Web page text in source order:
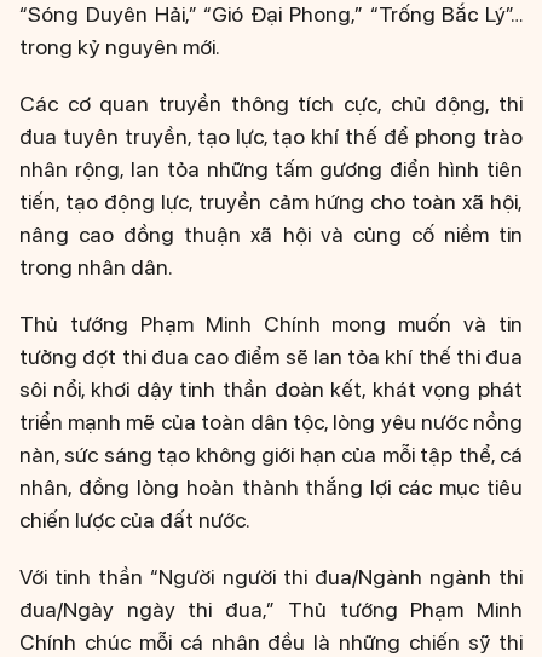
“Sóng Duyên Hải,” “Gió Đại Phong,” “Trống Bắc Lý”…
trong kỷ nguyên mới.
Các cơ quan truyền thông tích cực, chủ động, thi
đua tuyên truyền, tạo lực, tạo khí thế để phong trào
nhân rộng, lan tỏa những tấm gương điển hình tiên
tiến, tạo động lực, truyền cảm hứng cho toàn xã hội,
nâng cao đồng thuận xã hội và củng cố niềm tin
trong nhân dân.
Thủ tướng Phạm Minh Chính mong muốn và tin
tưởng đợt thi đua cao điểm sẽ lan tỏa khí thế thi đua
sôi nổi, khơi dậy tinh thần đoàn kết, khát vọng phát
triển mạnh mẽ của toàn dân tộc, lòng yêu nước nồng
nàn, sức sáng tạo không giới hạn của mỗi tập thể, cá
nhân, đồng lòng hoàn thành thắng lợi các mục tiêu
chiến lược của đất nước.
Với tinh thần “Người người thi đua/Ngành ngành thi
đua/Ngày ngày thi đua,” Thủ tướng Phạm Minh
Chính chúc mỗi cá nhân đều là những chiến sỹ thi